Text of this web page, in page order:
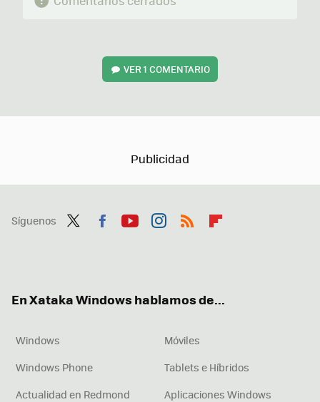
VER1 COMENTARIO
Síguenos
En Xataka Windows hablamos de...
Windows
Móviles
Windows Phone
Tablets e Híbridos
Actualidad en Redmond
Aplicaciones Windows